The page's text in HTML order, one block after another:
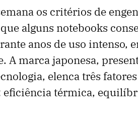
os critérios de
alguns notebooks
anos de uso intenso,
A marca japonesa,
elenca três
eficiência térmica,